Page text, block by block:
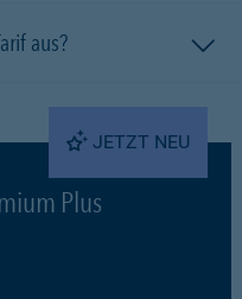
aus?
JETZT NEU
Plus